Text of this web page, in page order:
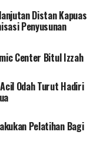
Distan Kapuas
Penyusunan
Center Bitul Izzah
Odah Turut Hadiri
Pelatihan Bagi